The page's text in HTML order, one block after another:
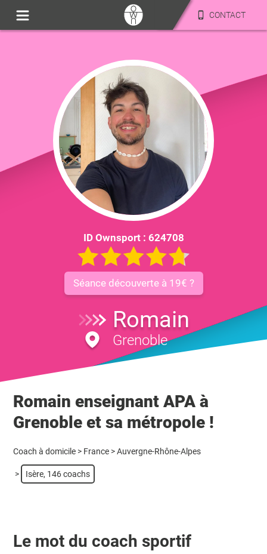
CONTACT
ID Ownsport : 624708
Séance découverte à 19€ ?
Romain
Grenoble
Romain enseignant APA à
Grenoble et sa métropole !
Coach à domicile > France > Auvergne-Rhône-Alpes
> Isère, 146 coachs
Le mot du coach sportif